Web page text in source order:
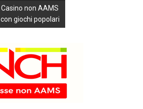
Casino non AAMS
con giochi popolari